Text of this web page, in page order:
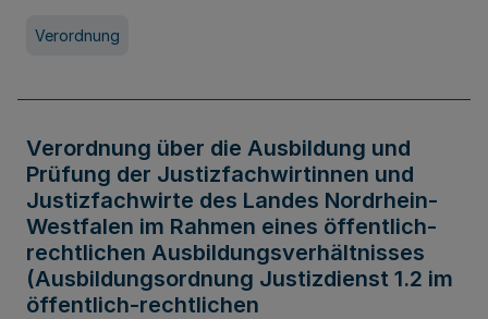
Verordnung
Verordnung über die Ausbildung und
Prüfung der Justizfachwirtinnen und
Justizfachwirte des Landes Nordrhein-
Westfalen im Rahmen eines öffentlich-
rechtlichen Ausbildungsverhältnisses
(Ausbildungsordnung Justizdienst 1.2 im
öffentlich-rechtlichen